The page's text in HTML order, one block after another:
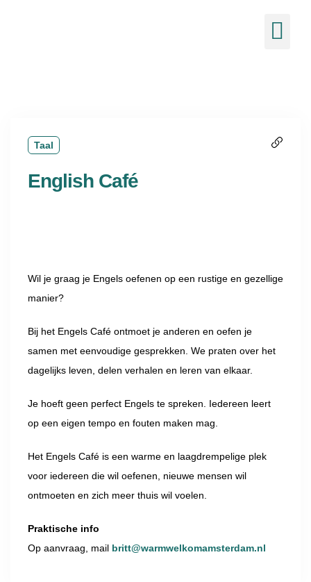
Taal
English Café
Wil je graag je Engels oefenen op een rustige en gezellige
manier?
Bij het Engels Café ontmoet je anderen en oefen je
samen met eenvoudige gesprekken. We praten over het
dagelijks leven, delen verhalen en leren van elkaar.
Je hoeft geen perfect Engels te spreken. Iedereen leert
op een eigen tempo en fouten maken mag.
Het Engels Café is een warme en laagdrempelige plek
voor iedereen die wil oefenen, nieuwe mensen wil
ontmoeten en zich meer thuis wil voelen.
Praktische info
Op aanvraag, mail britt@warmwelkomamsterdam.nl